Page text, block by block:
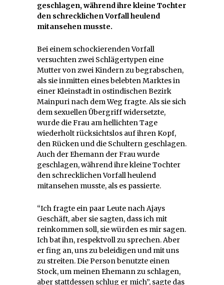
geschlagen, während ihre kleine Tochter
den schrecklichen Vorfall heulend
mitansehen musste.
Bei einem schockierenden Vorfall
versuchten zwei Schlägertypen eine
Mutter von zwei Kindern zu begrabschen,
als sie inmitten eines belebten Marktes in
einer Kleinstadt in ostindischen Bezirk
Mainpuri nach dem Weg fragte. Als sie sich
dem sexuellen Übergriff widersetzte,
wurde die Frau am hellichten Tage
wiederholt rücksichtslos auf ihren Kopf,
den Rücken und die Schultern geschlagen.
Auch der Ehemann der Frau wurde
geschlagen, während ihre kleine Tochter
den schrecklichen Vorfall heulend
mitansehen musste, als es passierte.
“Ich fragte ein paar Leute nach Ajays
Geschäft, aber sie sagten, dass ich mit
reinkommen soll, sie würden es mir sagen.
Ich bat ihn, respektvoll zu sprechen. Aber
er fing an, uns zu beleidigen und mit uns
zu streiten. Die Person benutzte einen
Stock, um meinen Ehemann zu schlagen,
aber stattdessen schlug er mich”, sagte das